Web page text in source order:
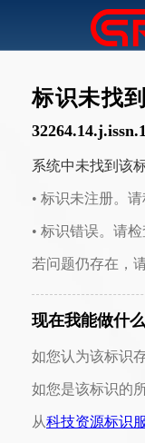
标识未找到
系统中未找到该
• 标识未注册。
• 标识错误。请
若问题仍存在，
现在我能做什
如您认为该标识
如您是该标识的
从科技资源标识